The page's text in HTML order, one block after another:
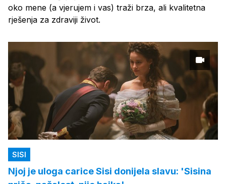
oko mene (a vjerujem i vas) traži brza, ali kvalitetna
rješenja za zdraviji život.
SISI
Njoj je uloga carice Sisi donijela slavu: 'Sisina